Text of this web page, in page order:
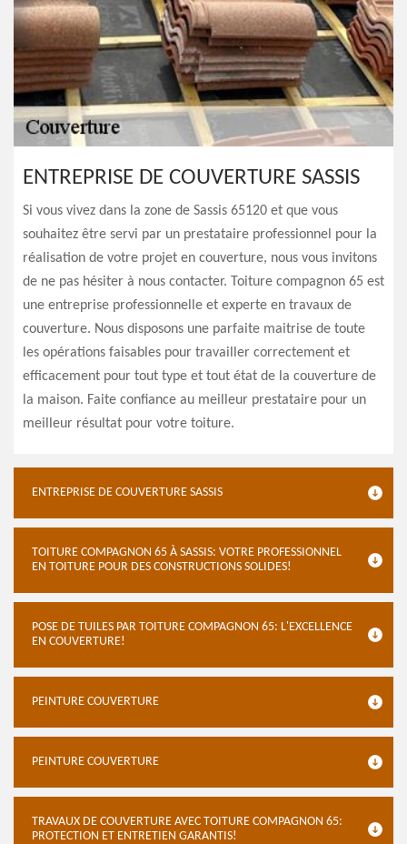
ENTREPRISE DE COUVERTURE SASSIS
Si vous vivez dans la zone de Sassis 65120 et que vous
souhaitez être servi par un prestataire professionnel pour la
réalisation de votre projet en couverture, nous vous invitons
de ne pas hésiter à nous contacter. Toiture compagnon 65 est
une entreprise professionnelle et experte en travaux de
couverture. Nous disposons une parfaite maitrise de toute
les opérations faisables pour travailler correctement et
efficacement pour tout type et tout état de la couverture de
la maison. Faite confiance au meilleur prestataire pour un
meilleur résultat pour votre toiture.
ENTREPRISE DE COUVERTURE SASSIS
TOITURE COMPAGNON 65 À SASSIS: VOTRE PROFESSIONNEL
EN TOITURE POUR DES CONSTRUCTIONS SOLIDES!
POSE DE TUILES PAR TOITURE COMPAGNON 65: L'EXCELLENCE
EN COUVERTURE!
PEINTURE COUVERTURE
PEINTURE COUVERTURE
TRAVAUX DE COUVERTURE AVEC TOITURE COMPAGNON 65:
PROTECTION ET ENTRETIEN GARANTIS!